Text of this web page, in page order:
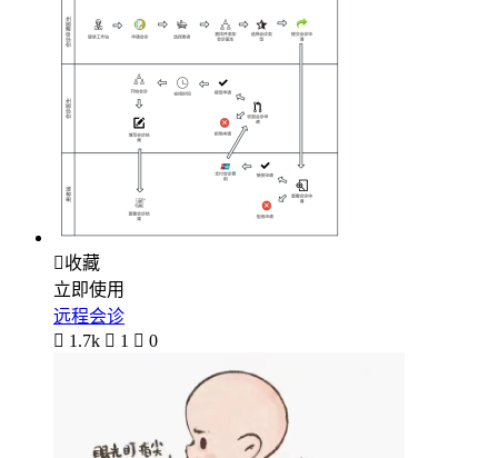
收藏
立即使用
远程会诊
 1.7k  1  0